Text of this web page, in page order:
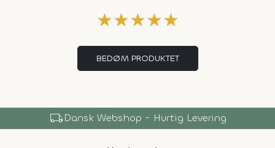
★★★★★
BEDØM PRODUKTET
local_shippingDansk Webshop - Hurtig Levering